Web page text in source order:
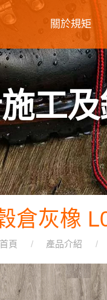
關於規矩
工
倉灰橡
首頁 產品介紹